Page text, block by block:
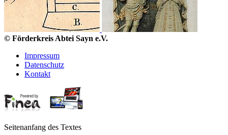
© Förderkreis Abtei Sayn e.V.
Impressum
Datenschutz
Kontakt
Seitenanfang des Textes